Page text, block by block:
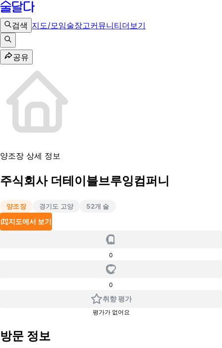
검색 지도/모임술장고커뮤니티더보기
공유
양조장 상세 정보
주식회사 더테이블브루잉컴퍼니
양조장 경기도 고양 52개 술
지도에서 보기
0
0
취향 평가
평가가 없어요
방문 정보